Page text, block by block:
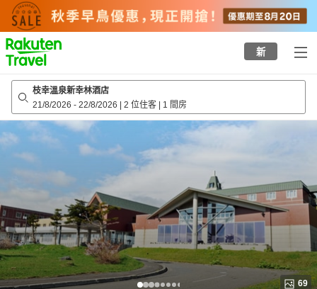
to
top
page
新
枝幸溫泉新幸林酒店
21/8/2026 - 22/8/2026 | 2 位住客 | 1 間房
69